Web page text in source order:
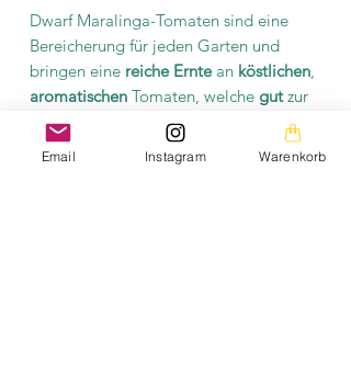
Dwarf Maralinga-Tomaten sind eine
Bereicherung für jeden Garten und
bringen eine reiche Erntean köstlichen
aromatischen Tomaten, welche gutzur
Soßenherstellung
geeignet sind. Diese
Sorte ist eine
pflegeleicht
und eine gute
Wahl für Tomatenliebhaber, die nach
Email Instagram Warenkorb